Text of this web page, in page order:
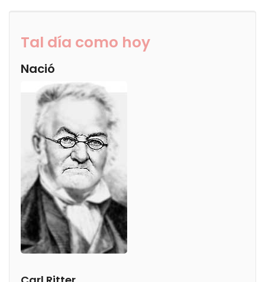
Tal día como hoy
Nació